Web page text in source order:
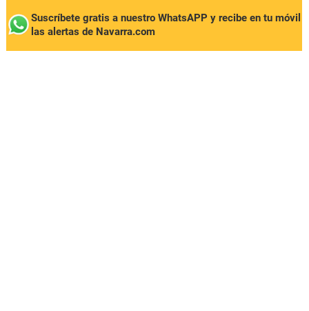
Suscríbete gratis a nuestro WhatsAPP y recibe en tu móvil
las alertas de Navarra.com